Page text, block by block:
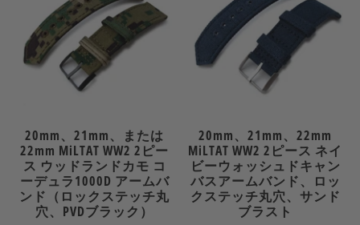
ー
ー
20mm、21mm、または
22mm MiLTAT WW2 2ピー
ス ウッドランドカモ コ
ーデュラ1000D アームバ
ンド（ロックステッチ丸
穴、PVDブラック）
20mm、21mm、22mm
MiLTAT WW2 2ピース ネイ
ビーウォッシュドキャン
バスアームバンド、ロッ
クステッチ丸穴、サンド
ブラスト